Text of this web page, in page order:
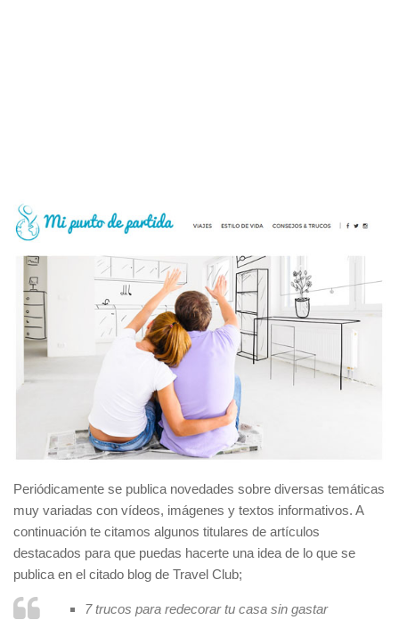
Periódicamente se publica novedades sobre diversas temáticas
muy variadas con vídeos, imágenes y textos informativos. A
continuación te citamos algunos titulares de artículos
destacados para que puedas hacerte una idea de lo que se
publica en el citado blog de Travel Club;
7 trucos para redecorar tu casa sin gastar